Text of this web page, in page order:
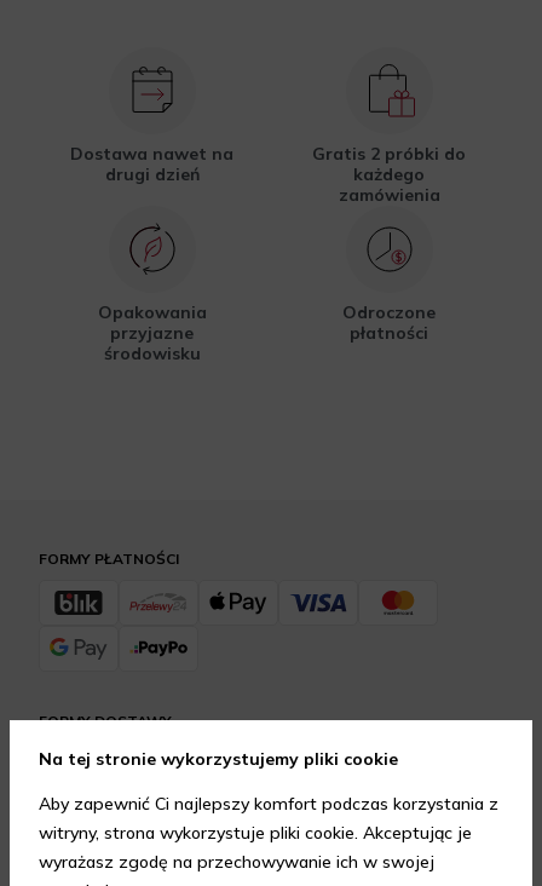
Dostawa nawet na
drugi dzień
Gratis 2 próbki do
każdego
zamówienia
Opakowania
przyjazne
środowisku
Odroczone
płatności
FORMY DOSTAWY
FORMY PŁATNOŚCI
GWARANCJA JAKOŚCI
4.95 /5.00
Na tej stronie wykorzystujemy pliki cookie
Aby zapewnić Ci najlepszy komfort podczas korzystania z
witryny, strona wykorzystuje pliki cookie. Akceptując je
wyrażasz zgodę na przechowywanie ich w swojej